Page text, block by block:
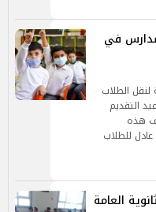
في
الطلاب
التقديم
هذه
للطلاب
العامة